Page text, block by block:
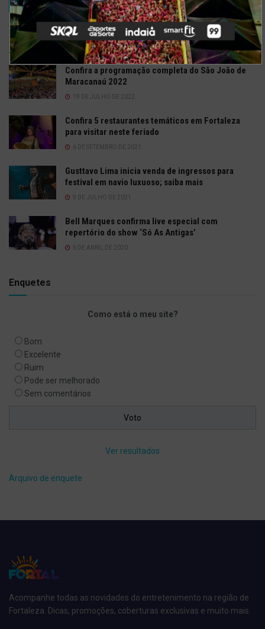
TRENDING COMMENTS RECENTES
Confira a programação completa do São João de
Maracanaú 2022
19 DE JULHO DE 2022
Confira 5 restaurantes temáticos em Fortaleza
para visitar neste feriado
6 DE SETEMBRO DE 2021
Gusttavo Lima inicia venda de ingressos para
festival em navio luxuoso; saiba mais
9 DE JULHO DE 2021
Bell Marques confirma live especial com
repertório do show ‘Só As Antigas’
6 DE ABRIL DE 2020
Enquetes
Como está o meu site?
Bom
Excelente
Ruim
Pode ser melhorado
Sem comentários
Ver resultados
Arquivo de enquete
Acompanhe todas as novidades do entretenimento na região de
Fortaleza. Dicas, promoções, coberturas exclusivas e muito mais.